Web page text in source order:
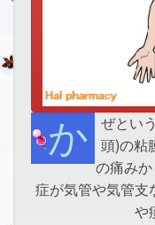
かぜという病気は、上気道(鼻腔、咽頭、喉
頭)の粘
の痛み
症が気管や気管支
や